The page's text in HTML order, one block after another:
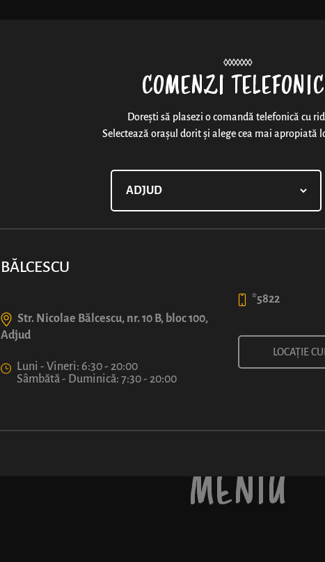
OITUZ
Luni-Vineri: 06:30-20:30; Sâmbătă-
MENIU
COMENZI
Dorești să plasezi o comandă telefonică cu
Selectează orașul dorit și alege cea mai apropiată
BĂLCESCU
Str. Nicolae Bălcescu, nr. 10 B, bloc 100,
Adjud
Luni - Vineri: 6:30 - 20:00
Sâmbătă - Duminică: 7:30 - 20:00
*5822
LOCAȚIE